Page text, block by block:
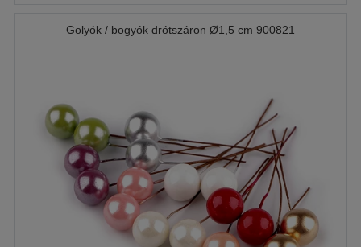
Golyók / bogyók drótszáron Ø1,5 cm 900821